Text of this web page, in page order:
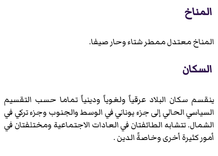
المناخ
المناخ معتدل ممطر شتاء وحار صيفا.
السكان
ينقسم سكان البلاد عرقياً ولغوياً ودينياً تماما حسب التقسيم
السياسي الحالي إلى جزء يوناني في الوسط والجنوب وجزء تركي في
الشمال. تتشابه الطائفتان في العادات الاجتماعية ومختلفتان في
أمور كثيرة أخرى وخاصةً الدين .